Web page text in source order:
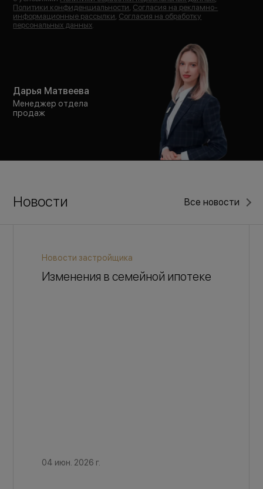
Политики конфиденциальности Согласия на рекламно-
информационные рассылки Согласия на обработку
персональных данных
Дарья Матвеева
Менеджер отдела
продаж
Новости Все новости
Новости застройщика
Изменения в семейной ипотеке
04 июн. 2026 г.